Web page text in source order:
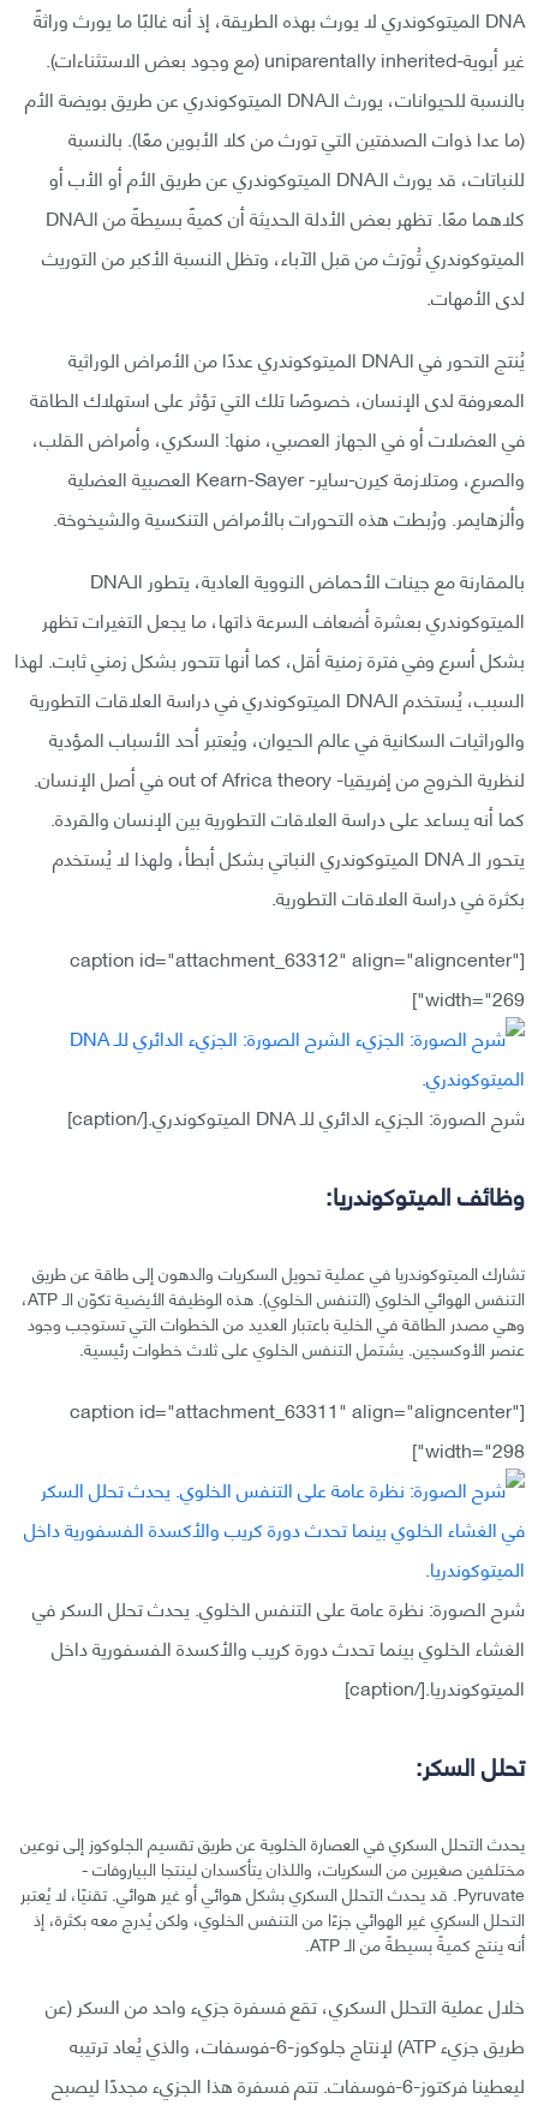
DNA الميتوكوندري لا يورث بهذه الطريقة، إذ أنه غالبًا ما يورث وراثةً
غير أبوية-uniparentally inherited (مع وجود بعض الاستثناءات).
بالنسبة للحيوانات، يورث الـDNA الميتوكوندري عن طريق بويضة الأم
(ما عدا ذوات الصدفتين التي تورث من كلا الأبوين معًا). بالنسبة
للنباتات، قد يورث الـDNA الميتوكوندري عن طريق الأم أو الأب أو
كلاهما معًا. تظهر بعض الأدلة الحديثة أن كميةً بسيطةً من الـDNA
الميتوكوندري تُورَث من قبل الآباء، وتظل النسبة الأكبر من التوريث
لدى الأمهات.
يُنتج التحور في الـDNA الميتوكوندري عددًا من الأمراض الوراثية
المعروفة لدى الإنسان، خصوصًا تلك التي تؤثر على استهلاك الطاقة
في العضلات أو في الجهاز العصبي، منها: السكري، وأمراض القلب،
والصرع، ومتلازمة كيرن-ساير- Kearn-Sayer العصبية العضلية
وألزهايمر. ورُبطت هذه التحورات بالأمراض التنكسية والشيخوخة.
بالمقارنة مع جينات الأحماض النووية العادية، يتطور الـDNA
الميتوكوندري بعشرة أضعاف السرعة ذاتها، ما يجعل التغيرات تظهر
بشكل أسرع وفي فترة زمنية أقل، كما أنها تتحور بشكل زمني ثابت. لهذا
السبب، يُستخدم الـDNA الميتوكوندري في دراسة العلاقات التطورية
والوراثيات السكانية في عالم الحيوان، ويُعتبر أحد الأسباب المؤدية
لنظرية الخروج من إفريقيا- out of Africa theory في أصل الإنسان.
كما أنه يساعد على دراسة العلاقات التطورية بين الإنسان والقردة.
يتحور الـ DNA الميتوكوندري النباتي بشكل أبطأ، ولهذا لا يُستخدم
بكثرة في دراسة العلاقات التطورية.
[caption id="attachment_63312" align="aligncenter"
width="269"]
شرح الصورة: الجزيء الدائري للـ DNA الميتوكوندري.[/caption]
وظائف الميتوكوندريا:
تشارك الميتوكوندريا في عملية تحويل السكريات والدهون إلى طاقة عن طريق
التنفس الهوائي الخلوي (التنفس الخلوي). هذه الوظيفة الأيضية تكوّن الـ ATP،
وهي مصدر الطاقة في الخلية باعتبار العديد من الخطوات التي تستوجب وجود
عنصر الأوكسجين. يشتمل التنفس الخلوي على ثلاث خطوات رئيسية.
[caption id="attachment_63311" align="aligncenter"
width="298"]
شرح الصورة: نظرة عامة على التنفس الخلوي. يحدث تحلل السكر في
الغشاء الخلوي بينما تحدث دورة كريب والأكسدة الفسفورية داخل
الميتوكوندريا.[/caption]
تحلل السكر:
يحدث التحلل السكري في العصارة الخلوية عن طريق تقسيم الجلوكوز إلى نوعين
مختلفين صغيرين من السكريات، واللذان يتأكسدان لينتجا البياروفات -
Pyruvate. قد يحدث التحلل السكري بشكل هوائي أو غير هوائي. تقنيًا، لا يُعتبر
التحلل السكري غير الهوائي جزءًا من التنفس الخلوي، ولكن يُدرج معه بكثرة، إذ
أنه ينتج كميةً بسيطةً من الـ ATP.
خلال عملية التحلل السكري، تقع فسفرة جزيء واحد من السكر (عن
طريق جزيء ATP) لإنتاج جلوكوز-6-فوسفات، والذي يُعاد ترتيبه
ليعطينا فركتوز-6-فوسفات. تتم فسفرة هذا الجزيء مجددًا ليصبح